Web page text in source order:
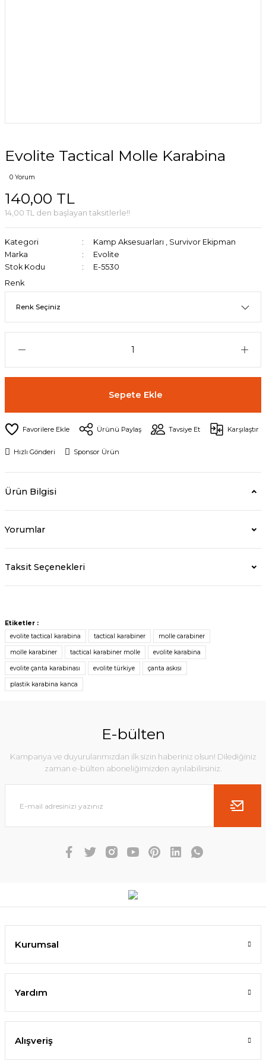
Evolite Tactical Molle Karabina
0 Yorum
140,00 TL
14,00 TL den başlayan taksitlerle!!
Kategori Kamp Aksesuarları , Survivor Ekipman
Marka
Evolite
Stok Kodu
E-5530
Renk
Sepete Ekle
Ürünü Paylaş Tavsiye Et Karşılaştır
Hızlı Gönderi Sponsor Ürün
Ürün Bilgisi
Yorumlar
Taksit Seçenekleri
Etiketler :
evolite tactical karabina
tactical karabiner molle carabiner
molle karabiner tactical karabiner molle evolite karabina
evolite çanta karabinası evolite türkiye çanta askısı
plastik karabina kanca
E-bülten
Kampanya ve duyurularımızdan ilk sizin haberiniz olsun! Dilediğiniz
zaman e-bülten aboneliğimizden ayrılabilirsiniz.
Kurumsal
Yardım
Alışveriş